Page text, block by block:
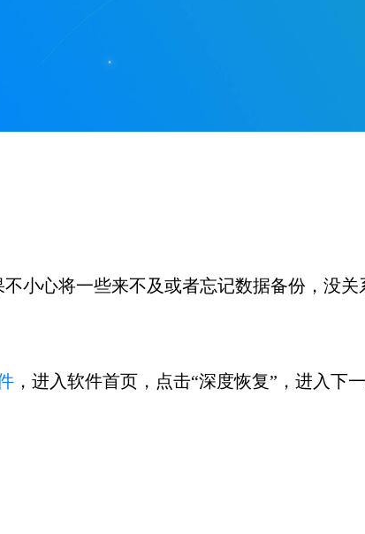
小心将一些来不及或者忘记数据备份，没
，进入软件首页，点击“深度恢复”，进入下